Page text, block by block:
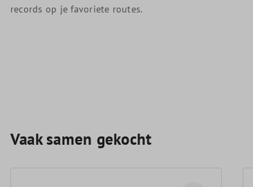
records op je favoriete routes.
Vaak samen gekocht